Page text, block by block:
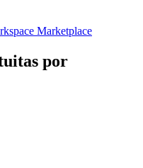
Marketplace
por